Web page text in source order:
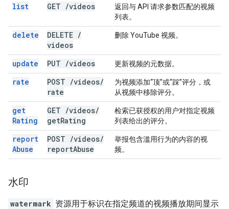
list GET /videos
返回与 API 请求参数匹配的视频
列表。
delete DELETE /
videos
删除 YouTube 视频。
update PUT /videos 更新视频的元数据。
rate POST /videos/
rate
为视频添加“顶”或“踩”评分，或
从视频中移除评分。
get
Rating
GET /videos/
getRating
检索已获授权的用户对指定视频
列表给出的评分。
report
Abuse
POST /videos/
reportAbuse
举报包含滥用行为的内容的视
频。
水印
watermark 资源用于标识在指定频道的视频播放期间显示